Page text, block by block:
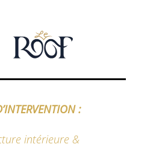
:
intérieure &